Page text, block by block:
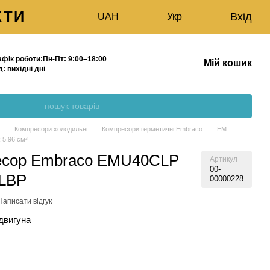
UAH Укр Вхід
роботи: Пн-Пт: 9:00–18:00
вихідні дні
Мій кошик
Компресори холодильні Компресори герметичні Embraco
EM
5.96 см³
Embraco EMU40CLP
Артикул
00-
00000228
відгук